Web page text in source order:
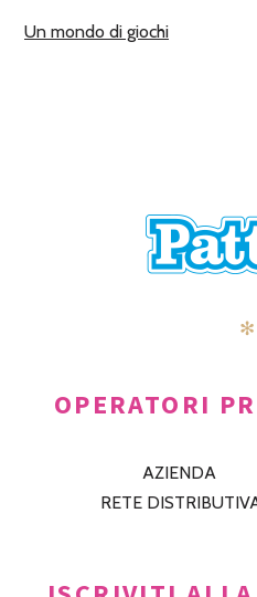
Un mondo di giochi
✻
OPERATORI
AZIENDA
RETE